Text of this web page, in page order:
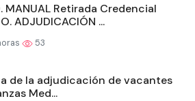
MANUAL Retirada Credencial
ADJUDICACIÓN ...
53
de la adjudicación de vacantes
Med...